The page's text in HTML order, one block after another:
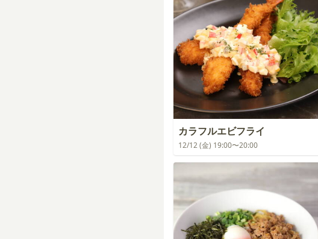
カラフルエビフライ
12/12 (金) 19:00〜20:00